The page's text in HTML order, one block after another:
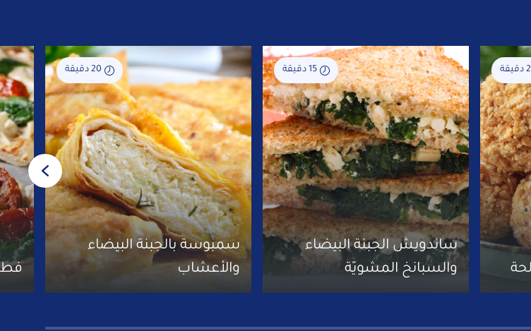
15 دقيقة
ساندويش الجبنة البيضاء
والسبانخ المشويّة
20 دقيقة
سمبوسة بالجبنة البيضاء
والأعشاب